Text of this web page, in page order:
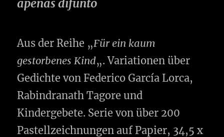
apenas difunto
Aus der Reihe „Für ein kaum
gestorbenes Kind„. Variationen über
Gedichte von Federico García Lorca,
Rabindranath Tagore und
Kindergebete. Serie von über 200
Pastellzeichnungen auf Papier, 34,5 x